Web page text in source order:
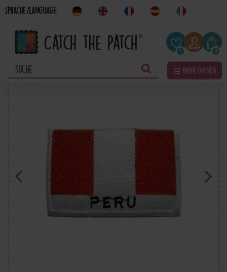
Sprache/Language:
0
☰ Menü öffnen